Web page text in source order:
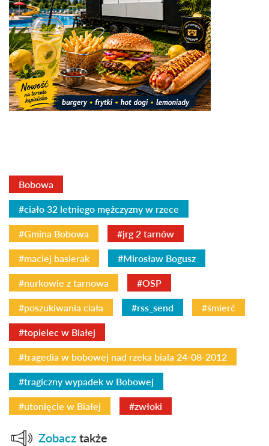
Bobowa
#ciało 32 letniego mężczyzny w rzece
#Gmina Bobowa #jrg 2 tarnów
#maciej basierak #Mirosław Bogusz
#nurkowie z tarnowa #OSP
#poszukiwania ciała #rss_send #śmierć
#topielec w Białej
#tragedia w bobowej nad rzeka biala 24-08-2012
#tragiczny wypadek w Bobowej
#utonięcie w Białej #zwłoki
Zobacz także